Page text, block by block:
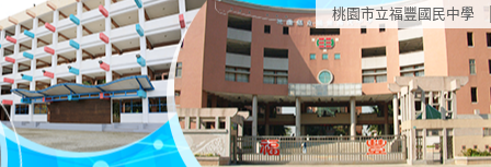
桃園市立福豐國民中學